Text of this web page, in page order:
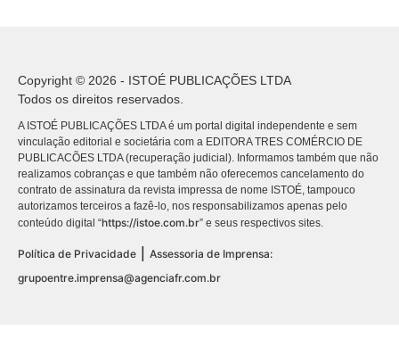
Copyright © 2026 - ISTOÉ PUBLICAÇÕES LTDA
Todos os direitos reservados.
A ISTOÉ PUBLICAÇÕES LTDA é um portal digital independente e sem
vinculação editorial e societária com a EDITORA TRES COMÉRCIO DE
PUBLICACÕES LTDA (recuperação judicial). Informamos também que não
realizamos cobranças e que também não oferecemos cancelamento do
contrato de assinatura da revista impressa de nome ISTOÉ, tampouco
autorizamos terceiros a fazê-lo, nos responsabilizamos apenas pelo
conteúdo digital “https://istoe.com.br” e seus respectivos sites.
Política de Privacidade
Assessoria de Imprensa:
grupoentre.imprensa@agenciafr.com.br